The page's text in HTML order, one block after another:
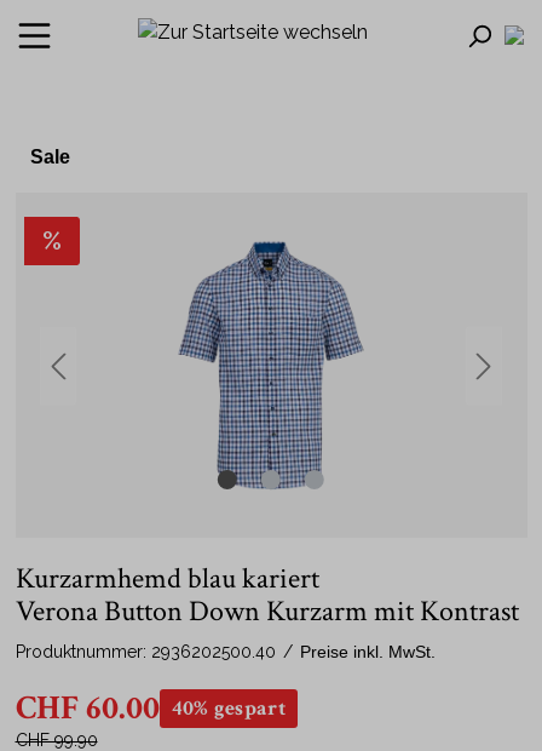
Sale
%
Kurzarmhemd blau kariert
Verona Button Down Kurzarm mit Kontrast
Produktnummer: 2936202500.40 / Preise inkl. MwSt.
CHF 60.00 40% gespart
CHF 99.90